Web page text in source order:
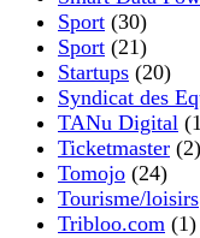
Sport (30)
Sport (21)
Startups (20)
Syndicat des
TANu Digital
Ticketmaster (2)
Tomojo (24)
Tourisme/loisirs
Tribloo.com (1)